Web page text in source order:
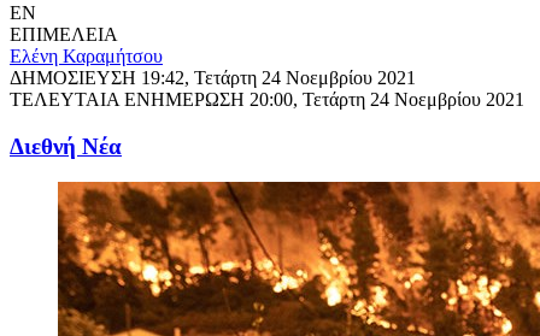
EN
ΕΠΙΜΕΛΕΙΑ
Ελένη Καραμήτσου
ΔΗΜΟΣΙΕΥΣΗ 19:42, Τετάρτη 24 Νοεμβρίου 2021
ΤΕΛΕΥΤΑΙΑ ΕΝΗΜΕΡΩΣΗ 20:00, Τετάρτη 24 Νοεμβρίου 2021
Διεθνή Νέα